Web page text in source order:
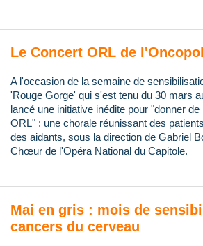
Le Concert ORL de
A l'occasion de la semaine de
'Rouge Gorge' qui s'est tenu du 30 mars
lancé une initiative inédite pour "donner
ORL" : une chorale réunissant des
des aidants, sous la direction de Gabriel
Chœur de l'Opéra National du Capitole.
Mai en gris : mois de
cancers du cerveau